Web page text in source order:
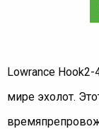
Lowrance
мире эхолот.